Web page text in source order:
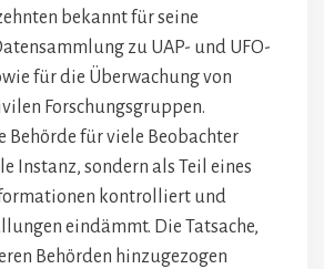
bekannt für seine
zu UAP- und UFO-
für die Überwachung von
Forschungsgruppen.
Behörde für viele Beobachter
Instanz, sondern als Teil eines
kontrolliert und
eindämmt. Die Tatsache,
Behörden hinzugezogen